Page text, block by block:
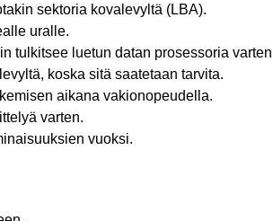
sektoria kovalevyltä (LBA).
uralle.
tulkitsee luetun datan prosessoria
koska sitä saatetaan tarvita.
aikana vakionopeudella.
varten.
vuoksi.